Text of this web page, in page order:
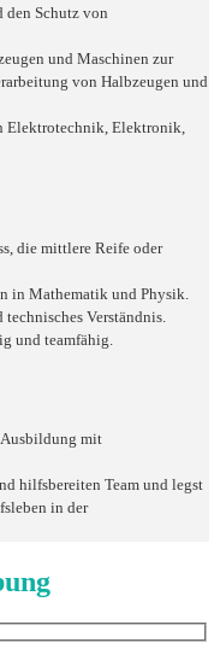
den Schutz von
und Maschinen zur
von Halbzeugen und
Elektrotechnik, Elektronik,
die mittlere Reife oder
in Mathematik und Physik.
Verständnis.
und teamfähig.
Ausbildung mit
hilfsbereiten Team und legst
in der